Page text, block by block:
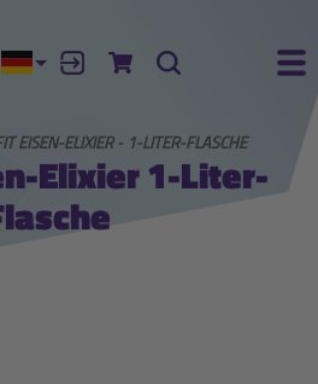
Aktuelle Sprache:
AnmeldenZum Warenkorb
Suche
EISEN-ELIXIER - 1-LITER-FLASCHE
Elixier 1-Liter-